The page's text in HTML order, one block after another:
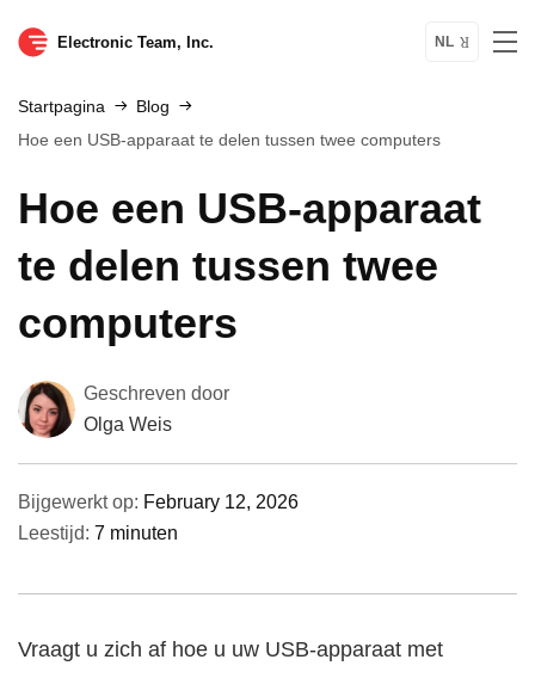
Electronic Team, Inc. NL
Startpagina
Blog
Hoe een USB-apparaat te delen tussen twee computers
Hoe een USB-apparaat
te delen tussen twee
computers
Geschreven door
Olga Weis
Bijgewerkt op: February 12, 2026
Leestijd: 7 minuten
Vraagt u zich af hoe u uw USB-apparaat met